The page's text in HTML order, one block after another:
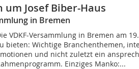
Josef Biber-Haus
in Bremen
VDKF-Versammlung in Bremen am
bieten: Wichtige Branchenthemen,
und nicht zuletzt ein
Einziges Manko:...